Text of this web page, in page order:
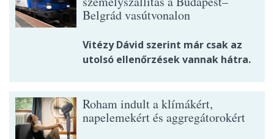
Belgrád vasútvonalon
Vitézy Dávid szerint már csak az
utolsó ellenőrzések vannak hátra.
Roham indult a klímákért,
napelemekért és aggregátorokért